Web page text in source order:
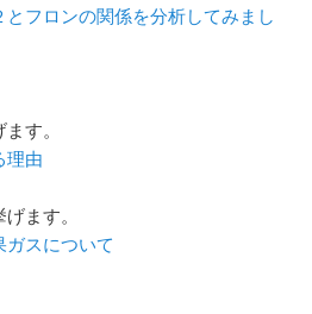
フロンの関係を分析してみまし
す。
理由
ます。
スについて